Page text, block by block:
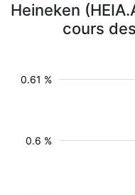
Heineken
cours
0.6 %
0.61 %